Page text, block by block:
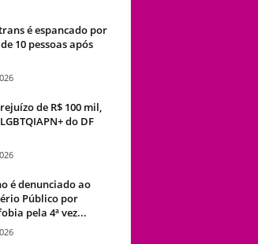
é espancado por
10 pessoas após
de R$ 100 mil,
do DF
é denunciado ao
Público por
pela 4ª vez...